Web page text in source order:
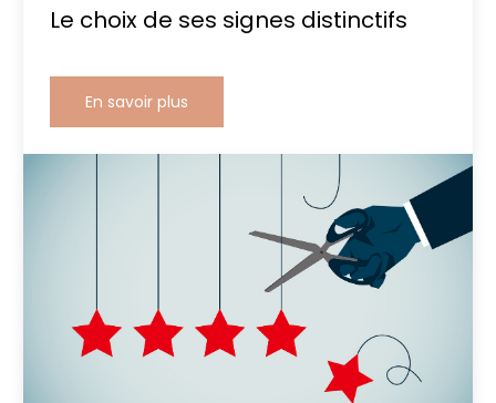
Le choix de ses signes distinctifs
En savoir plus